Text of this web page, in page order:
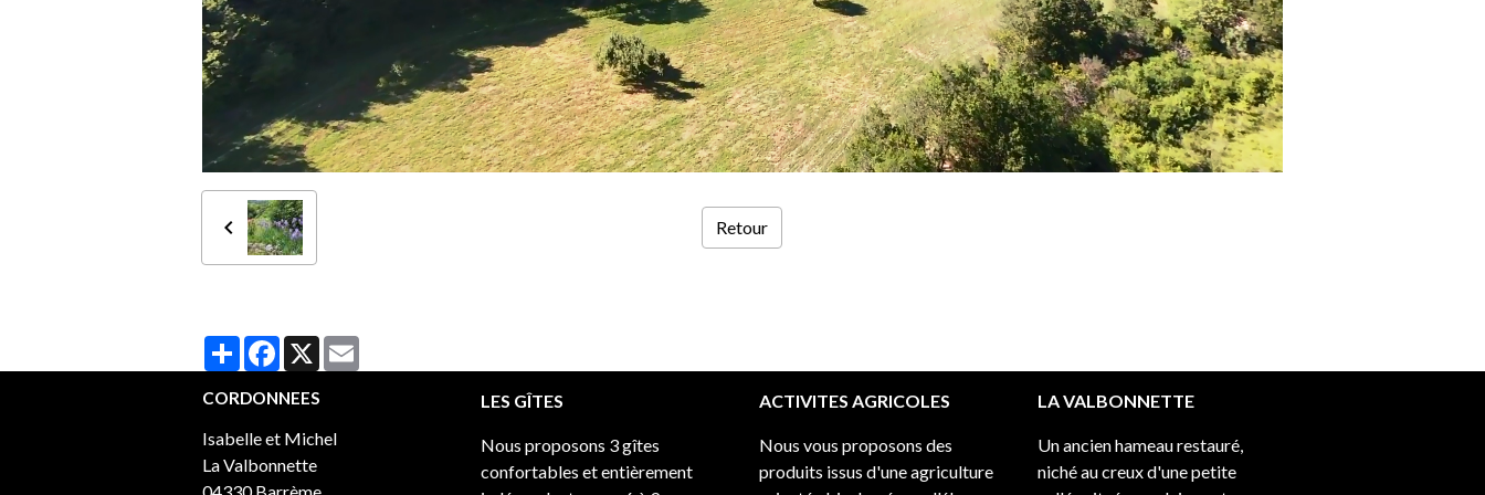
Retour
PartagerFacebook
X
CORDONNEES
Isabelle et Michel
La Valbonnette
04330 Barrème
LES GÎTES
Nous proposons 3 gîtes
confortables et entièrement
ACTIVITES AGRICOLES
Nous vous proposons des
produits issus d'une agriculture
LA VALBONNETTE
Un ancien hameau restauré,
niché au creux d'une petite